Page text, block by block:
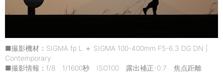
■撮影機材：SIGMA fp L ＋ SIGMA 100-400mm F5-6.3 DG DN |
Contemporary
■撮影情報：f/8 1/1600秒 ISO100 露出補正-0.7 焦点距離